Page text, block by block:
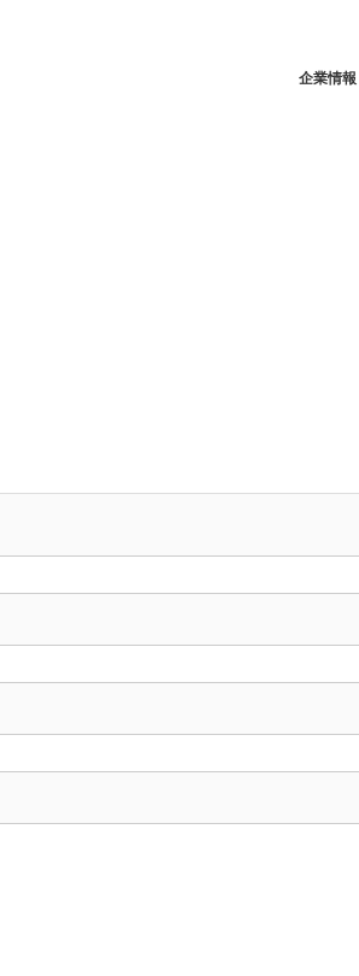
企業情報